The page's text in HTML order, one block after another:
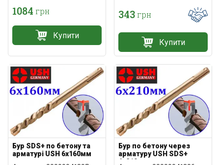
1084 грн
Купити
343грн
Купити
Бур SDS+ по бетону та
арматурі USH 6х160мм
Бур по бетону через
арматуру USH SDS+
6х210мм